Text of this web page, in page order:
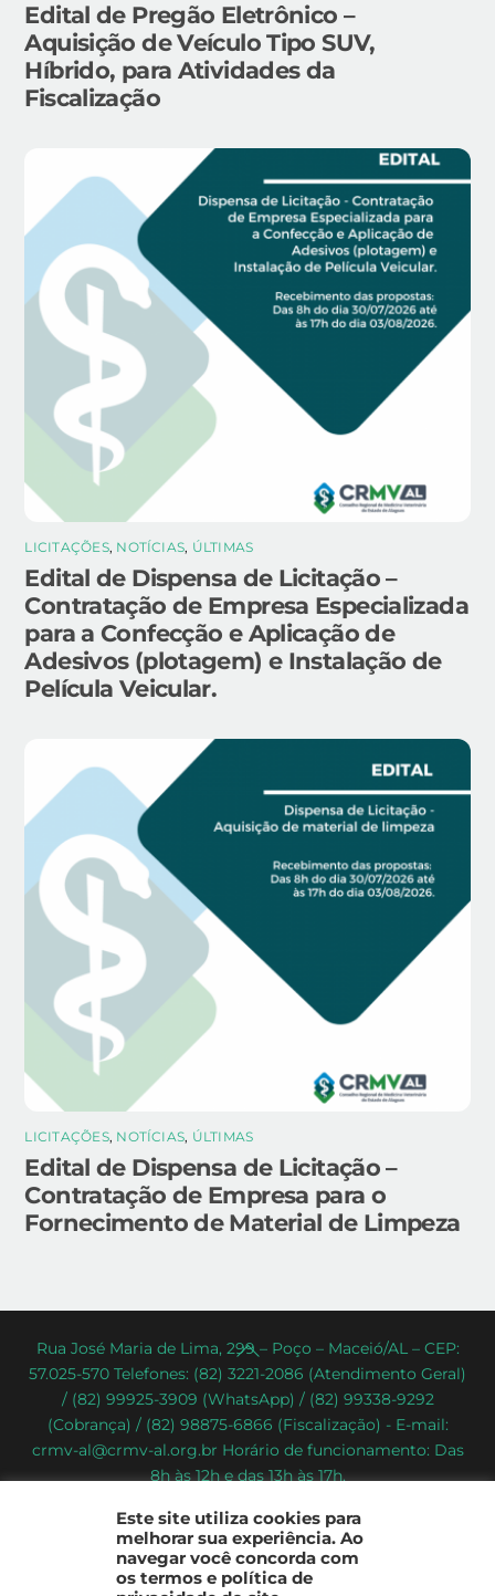
Edital de Pregão Eletrônico –
Aquisição de Veículo Tipo SUV,
Híbrido, para Atividades da
Fiscalização
LICITAÇÕES, NOTÍCIAS, ÚLTIMAS
Edital de Dispensa de Licitação –
Contratação de Empresa Especializada
para a Confecção e Aplicação de
Adesivos (plotagem) e Instalação de
Película Veicular.
LICITAÇÕES, NOTÍCIAS, ÚLTIMAS
Edital de Dispensa de Licitação –
Contratação de Empresa para o
Fornecimento de Material de Limpeza
Back
To
Top
Rua José Maria de Lima, 299 – Poço – Maceió/AL – CEP:
57.025-570 Telefones: (82) 3221-2086 (Atendimento Geral)
/ (82) 99925-3909 (WhatsApp) / (82) 99338-9292
(Cobrança) / (82) 98875-6866 (Fiscalização) - E-mail:
crmv-al@crmv-al.org.br Horário de funcionamento: Das
8h às 12h e das 13h às 17h.
Estado de Alagoas
2022 - © Todos os direitos reservados
Este site utiliza cookies para
melhorar sua experiência. Ao
navegar você concorda com
os termos e política de